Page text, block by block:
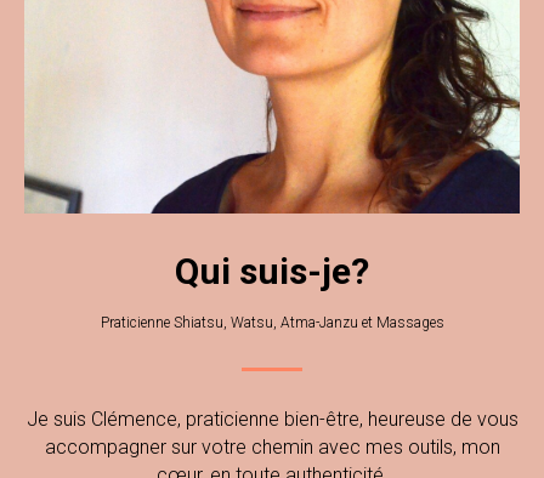
Qui suis-je?
Praticienne Shiatsu, Watsu, Atma-Janzu et Massages
Je suis Clémence, praticienne bien-être, heureuse de vous
accompagner sur votre chemin avec mes outils, mon